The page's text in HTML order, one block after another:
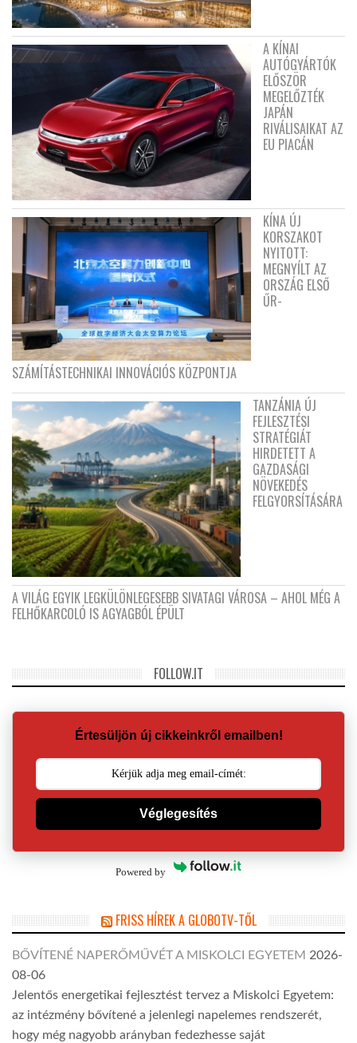
A KÍNAI
AUTÓGYÁRTÓK
ELŐSZÖR
MEGELŐZTÉK
JAPÁN
RIVÁLISAIKAT AZ
EU PIACÁN
KÍNA ÚJ
KORSZAKOT
NYITOTT:
MEGNYÍLT AZ
ORSZÁG ELSŐ
ŰR-
SZÁMÍTÁSTECHNIKAI INNOVÁCIÓS KÖZPONTJA
TANZÁNIA ÚJ
FEJLESZTÉSI
STRATÉGIÁT
HIRDETETT A
GAZDASÁGI
NÖVEKEDÉS
FELGYORSÍTÁSÁRA
A VILÁG EGYIK LEGKÜLÖNLEGESEBB SIVATAGI VÁROSA – AHOL MÉG A
FELHŐKARCOLÓ IS AGYAGBÓL ÉPÜLT
FOLLOW.IT
Értesüljön új cikkeinkről emailben!
Véglegesítés
Powered by
FRISS HÍREK A GLOBOTV-TŐL
BŐVÍTENÉ NAPERŐMŰVÉT A MISKOLCI EGYETEM 2026-
08-06
Jelentős energetikai fejlesztést tervez a Miskolci Egyetem:
az intézmény bővítené a jelenlegi napelemes rendszerét,
hogy még nagyobb arányban fedezhesse saját